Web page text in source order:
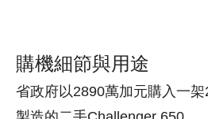
購機細節與用途
省政府以2890萬加元購入一